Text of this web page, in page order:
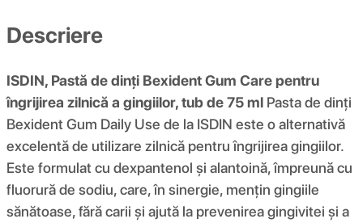
Descriere
ISDIN, Pastă de dinți Bexident Gum Care pentru
îngrijirea zilnică a gingiilor, tub de 75 ml Pasta de dinți
Bexident Gum Daily Use de la ISDIN este o alternativă
excelentă de utilizare zilnică pentru îngrijirea gingiilor.
Este formulat cu dexpantenol și alantoină, împreună cu
fluorură de sodiu, care, în sinergie, mențin gingiile
sănătoase, fără carii și ajută la prevenirea gingivitei și a